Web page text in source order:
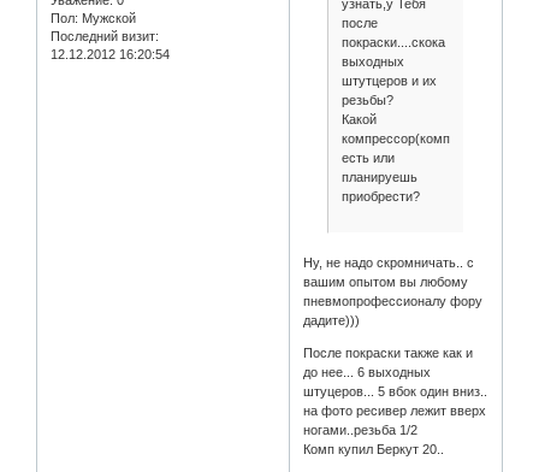
Пол: Мужской
Последний визит:
12.12.2012 16:20:54
узнать,у Тебя
после
покраски....скока
выходных
штутцеров и их
резьбы?
Какой
компрессор(комп)
есть или
планируешь
приобрести?
Ну, не надо скромничать.. с
вашим опытом вы любому
пневмопрофессионалу фору
дадите)))
После покраски также как и
до нее... 6 выходных
штуцеров... 5 вбок один вниз..
на фото ресивер лежит вверх
ногами..резьба 1/2
Комп купил Беркут 20..